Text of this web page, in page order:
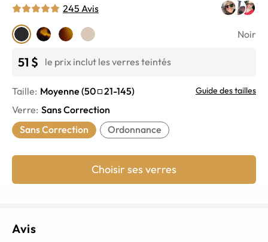
245 Avis
Noir
51 $ le prix inclut les verres teintés
Taille: Moyenne (50 21-145) Guide des tailles
Verre: Sans Correction
Sans Correction
Ordonnance
Choisir ses verres
Avis